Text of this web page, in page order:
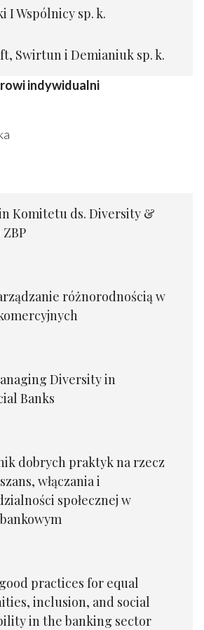
I Wspólnicy sp. k.
Swirtun i Demianiuk sp. k.
indywidualni
Komitetu ds. Diversity &
różnorodnością w
Diversity in
Banks
dobrych praktyk na rzecz
włączania i
społecznej w
practices for equal
inclusion, and social
in the banking sector